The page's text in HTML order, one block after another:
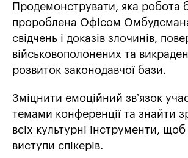
Продемонструвати, яка робота
пророблена Офісом
свідчень і доказів злочинів,
військовополонених та
розвиток законодавчої бази.
Зміцнити емоційний звʼязок
темами конференції та знайти
всіх культурні інструменти,
виступи спікерів.